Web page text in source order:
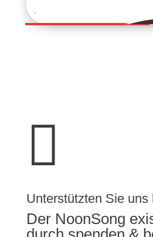

Unterstützten Sie uns
Der NoonSong